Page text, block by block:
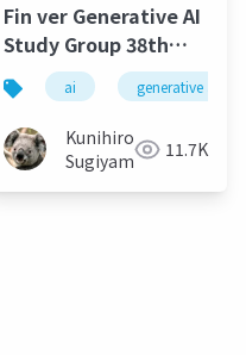
sendai sendai japan
Fin ver Generative AI
Study Group 38th
session
ai generative ai
Kunihiro
Sugiyama
11.7K